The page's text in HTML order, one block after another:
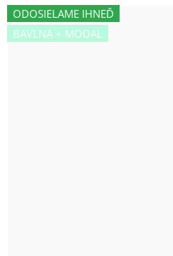
ODOSIELAME IHNEĎ
BAVLNA + MODAL